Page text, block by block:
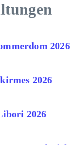
2026
2026
2026